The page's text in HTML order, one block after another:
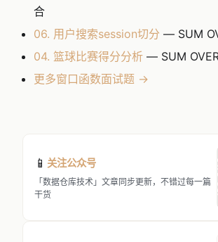
合
06. 用户搜索session切分 — SUM
04. 篮球比赛得分分析 — SUM
更多窗口函数面试题 →
📱 关注公众号
「数据仓库技术」文章同步更新，不错过每一篇
干货